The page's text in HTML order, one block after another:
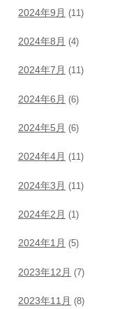
2024年9月 (11)
2024年8月 (4)
2024年7月 (11)
2024年6月 (6)
2024年5月 (6)
2024年4月 (11)
2024年3月 (11)
2024年2月 (1)
2024年1月 (5)
2023年12月 (7)
2023年11月 (8)